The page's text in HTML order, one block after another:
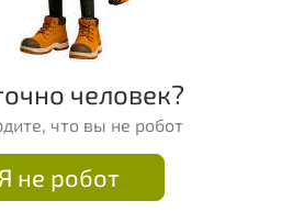
человек?
что вы не робот
Я не робот